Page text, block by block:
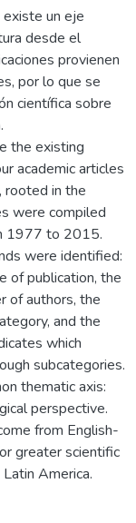
un eje
desde el
provienen
por lo que se
científica sobre
the existing
academic articles
rooted in the
were compiled
1977 to 2015.
were identified:
of publication, the
of authors, the
and the
which
subcategories.
thematic axis:
perspective.
from English-
greater scientific
America.